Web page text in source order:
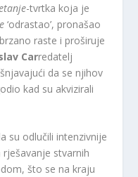
-tvrtka koja je
‘odrastao’, pronašao
raste i proširuje
Carredatelj
da se njihov
kad su akvizirali
su odlučili intenzivnije
stvarnih
što se na kraju